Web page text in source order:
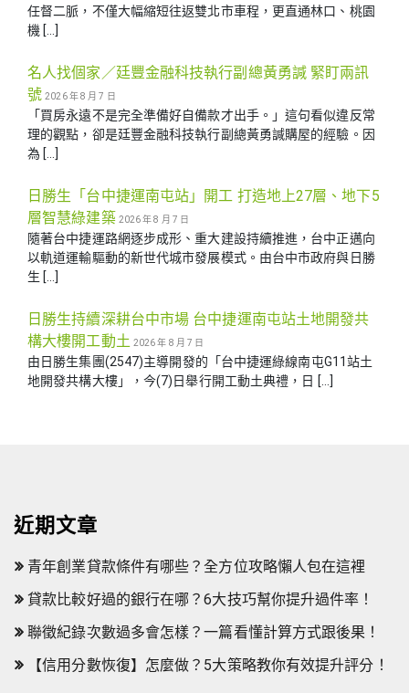
任督二脈，不僅大幅縮短往返雙北市車程，更直通林口、桃園
機 […]
名人找個家／廷豐金融科技執行副總黃勇諴 緊盯兩訊
號 2026 年 8 月 7 日
「買房永遠不是完全準備好自備款才出手。」這句看似違反常
理的觀點，卻是廷豐金融科技執行副總黃勇諴購屋的經驗。因
為 […]
日勝生「台中捷運南屯站」開工 打造地上27層、地下5
層智慧綠建築 2026 年 8 月 7 日
隨著台中捷運路網逐步成形、重大建設持續推進，台中正邁向
以軌道運輸驅動的新世代城市發展模式。由台中市政府與日勝
生 […]
日勝生持續深耕台中市場 台中捷運南屯站土地開發共
構大樓開工動土 2026 年 8 月 7 日
由日勝生集團(2547)主導開發的「台中捷運綠線南屯G11站土
地開發共構大樓」，今(7)日舉行開工動土典禮，日 […]
近期文章
青年創業貸款條件有哪些？全方位攻略懶人包在這裡
貸款比較好過的銀行在哪？6大技巧幫你提升過件率！
聯徵紀錄次數過多會怎樣？一篇看懂計算方式跟後果！
【信用分數恢復】怎麼做？5大策略教你有效提升評分！